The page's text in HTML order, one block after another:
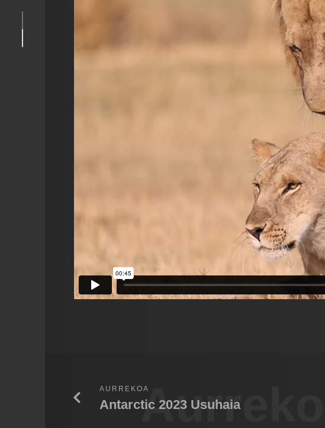
Aurrekoa
AURREKOA
Antarctic 2023 Usuhaia